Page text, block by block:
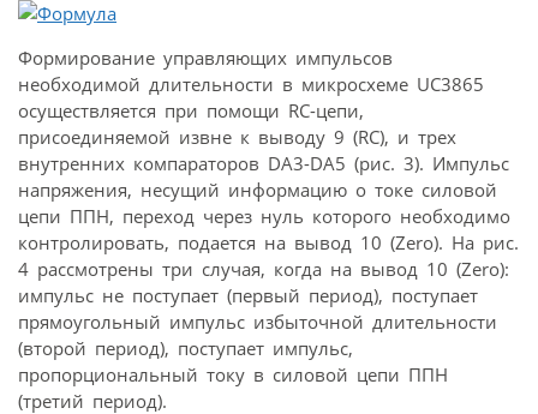
Формирование управляющих импульсов
необходимой длительности в микросхеме UC3865
осуществляется при помощи RC-цепи,
присоединяемой извне к выводу 9 (RC), и трех
внутренних компараторов DA3-DA5 (рис. 3). Импульс
напряжения, несущий информацию о токе силовой
цепи ППН, переход через нуль которого необходимо
контролировать, подается на вывод 10 (Zero). На рис.
4 рассмотрены три случая, когда на вывод 10 (Zero):
импульс не поступает (первый период), поступает
прямоугольный импульс избыточной длительности
(второй период), поступает импульс,
пропорциональный току в силовой цепи ППН
(третий период).